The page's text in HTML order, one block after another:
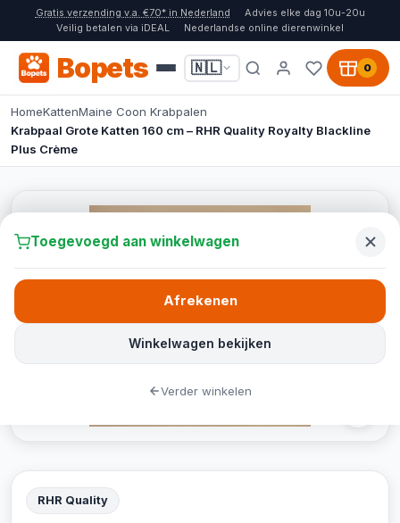
Gratis verzending v.a. €70* in Nederland
Advies elke dag 10u-20u
Veilig betalen via iDEAL
Nederlandse online dierenwinkel
Bopets 🇳🇱 0
HomeKattenMaine Coon Krabpalen
Krabpaal Grote Katten 160 cm – RHR Quality Royalty Blackline
Plus Crème
RHR Quality
Toegevoegd aan winkelwagen
Winkelwagen bekijken
Afrekenen
Verder winkelen